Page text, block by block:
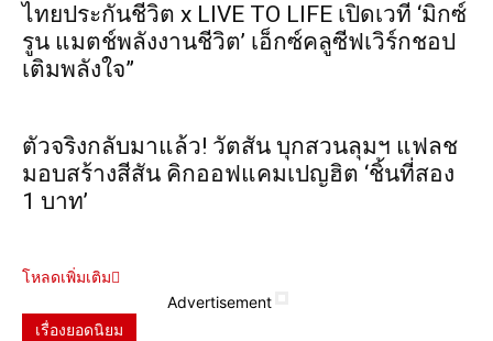
ไทยประกันชีวิต x LIVE TO LIFE เปิดเวที ‘มิกซ์
รูน แมตช์พลังงานชีวิต’ เอ็กซ์คลูซีฟเวิร์กชอป
เติมพลังใจ”
ตัวจริงกลับมาแล้ว! วัตสัน บุกสวนลุมฯ แฟลช
มอบสร้างสีสัน คิกออฟแคมเปญฮิต ‘ชิ้นที่สอง
1 บาท’
โหลดเพิ่มเติม
Advertisement
เรื่องยอดนิยม